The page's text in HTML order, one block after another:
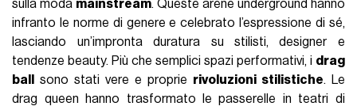
sulla moda mainstream. Queste arene underground hanno
infranto le norme di genere e celebrato l’espressione di sé,
lasciando un’impronta duratura su stilisti, designer e
tendenze beauty. Più che semplici spazi performativi, i drag
ball
sono stati vere e proprie rivoluzioni stilistiche. Le
drag queen hanno trasformato le passerelle in teatri di